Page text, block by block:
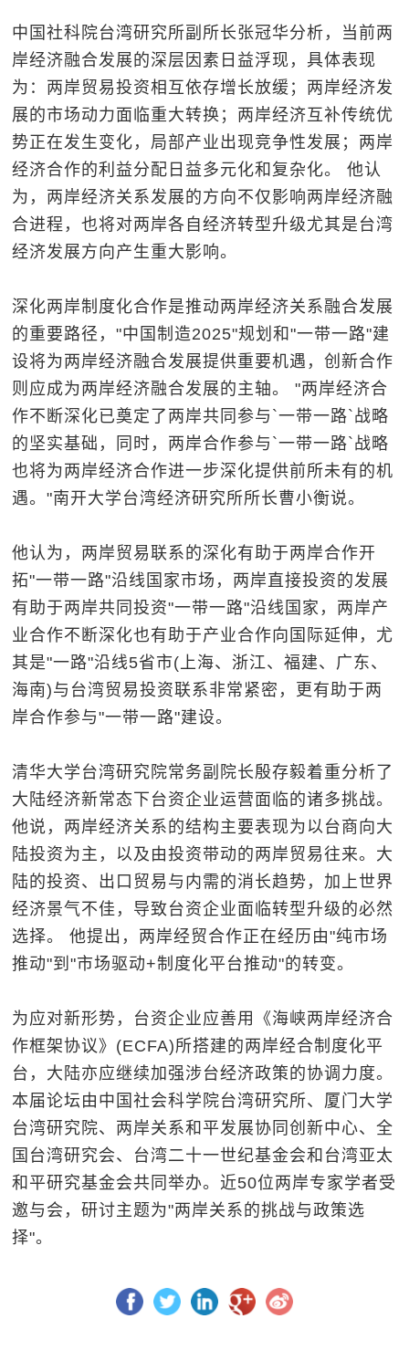
中国社科院台湾研究所副所长张冠华分析，当前两
岸经济融合发展的深层因素日益浮现，具体表现
为：两岸贸易投资相互依存增长放缓；两岸经济发
展的市场动力面临重大转换；两岸经济互补传统优
势正在发生变化，局部产业出现竞争性发展；两岸
经济合作的利益分配日益多元化和复杂化。 他认
为，两岸经济关系发展的方向不仅影响两岸经济融
合进程，也将对两岸各自经济转型升级尤其是台湾
经济发展方向产生重大影响。
深化两岸制度化合作是推动两岸经济关系融合发展
的重要路径，"中国制造2025"规划和"一带一路"建
设将为两岸经济融合发展提供重要机遇，创新合作
则应成为两岸经济融合发展的主轴。 "两岸经济合
作不断深化已奠定了两岸共同参与`一带一路`战略
的坚实基础，同时，两岸合作参与`一带一路`战略
也将为两岸经济合作进一步深化提供前所未有的机
遇。"南开大学台湾经济研究所所长曹小衡说。
他认为，两岸贸易联系的深化有助于两岸合作开
拓"一带一路"沿线国家市场，两岸直接投资的发展
有助于两岸共同投资"一带一路"沿线国家，两岸产
业合作不断深化也有助于产业合作向国际延伸，尤
其是"一路"沿线5省市(上海、浙江、福建、广东、
海南)与台湾贸易投资联系非常紧密，更有助于两
岸合作参与"一带一路"建设。
清华大学台湾研究院常务副院长殷存毅着重分析了
大陆经济新常态下台资企业运营面临的诸多挑战。
他说，两岸经济关系的结构主要表现为以台商向大
陆投资为主，以及由投资带动的两岸贸易往来。大
陆的投资、出口贸易与内需的消长趋势，加上世界
经济景气不佳，导致台资企业面临转型升级的必然
选择。 他提出，两岸经贸合作正在经历由"纯市场
推动"到"市场驱动+制度化平台推动"的转变。
为应对新形势，台资企业应善用《海峡两岸经济合
作框架协议》(ECFA)所搭建的两岸经合制度化平
台，大陆亦应继续加强涉台经济政策的协调力度。
本届论坛由中国社会科学院台湾研究所、厦门大学
台湾研究院、两岸关系和平发展协同创新中心、全
国台湾研究会、台湾二十一世纪基金会和台湾亚太
和平研究基金会共同举办。近50位两岸专家学者受
邀与会，研讨主题为"两岸关系的挑战与政策选
择"。